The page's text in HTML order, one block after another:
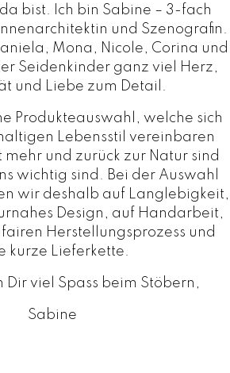
bist. Ich bin Sabine – 3-fach
und Szenografin.
Mona, Nicole, Corina und
Seidenkinder ganz viel Herz,
und Liebe zum Detail.
Produkteauswahl, welche sich
Lebensstil vereinbaren
mehr und zurück zur Natur sind
wichtig sind. Bei der Auswahl
wir deshalb auf Langlebigkeit,
Design, auf Handarbeit,
Herstellungsprozess und
kurze Lieferkette.
Dir viel Spass beim Stöbern,
Sabine